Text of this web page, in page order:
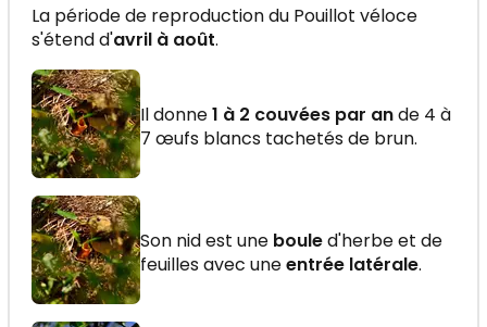
La période de reproduction du Pouillot véloce
s'étend d'avril à août.
Il donne1 à 2 couvées par ande 4 à
7 œufs blancs tachetés de brun.
Son nid est une bouled'herbe et de
feuilles avec uneentrée latérale.